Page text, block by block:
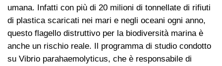
umana. Infatti con più di 20 milioni di tonnellate di rifiuti
di plastica scaricati nei mari e negli oceani ogni anno,
questo flagello distruttivo per la biodiversità marina è
anche un rischio reale. Il programma di studio condotto
su Vibrio parahaemolyticus, che è responsabile di